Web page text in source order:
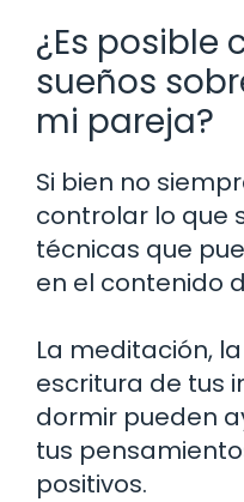
¿Es posible
sueños
mi pareja?
Si bien no
controlar lo que
técnicas que
en el contenido
La meditación,
escritura de tus
dormir pueden
tus
positivos.